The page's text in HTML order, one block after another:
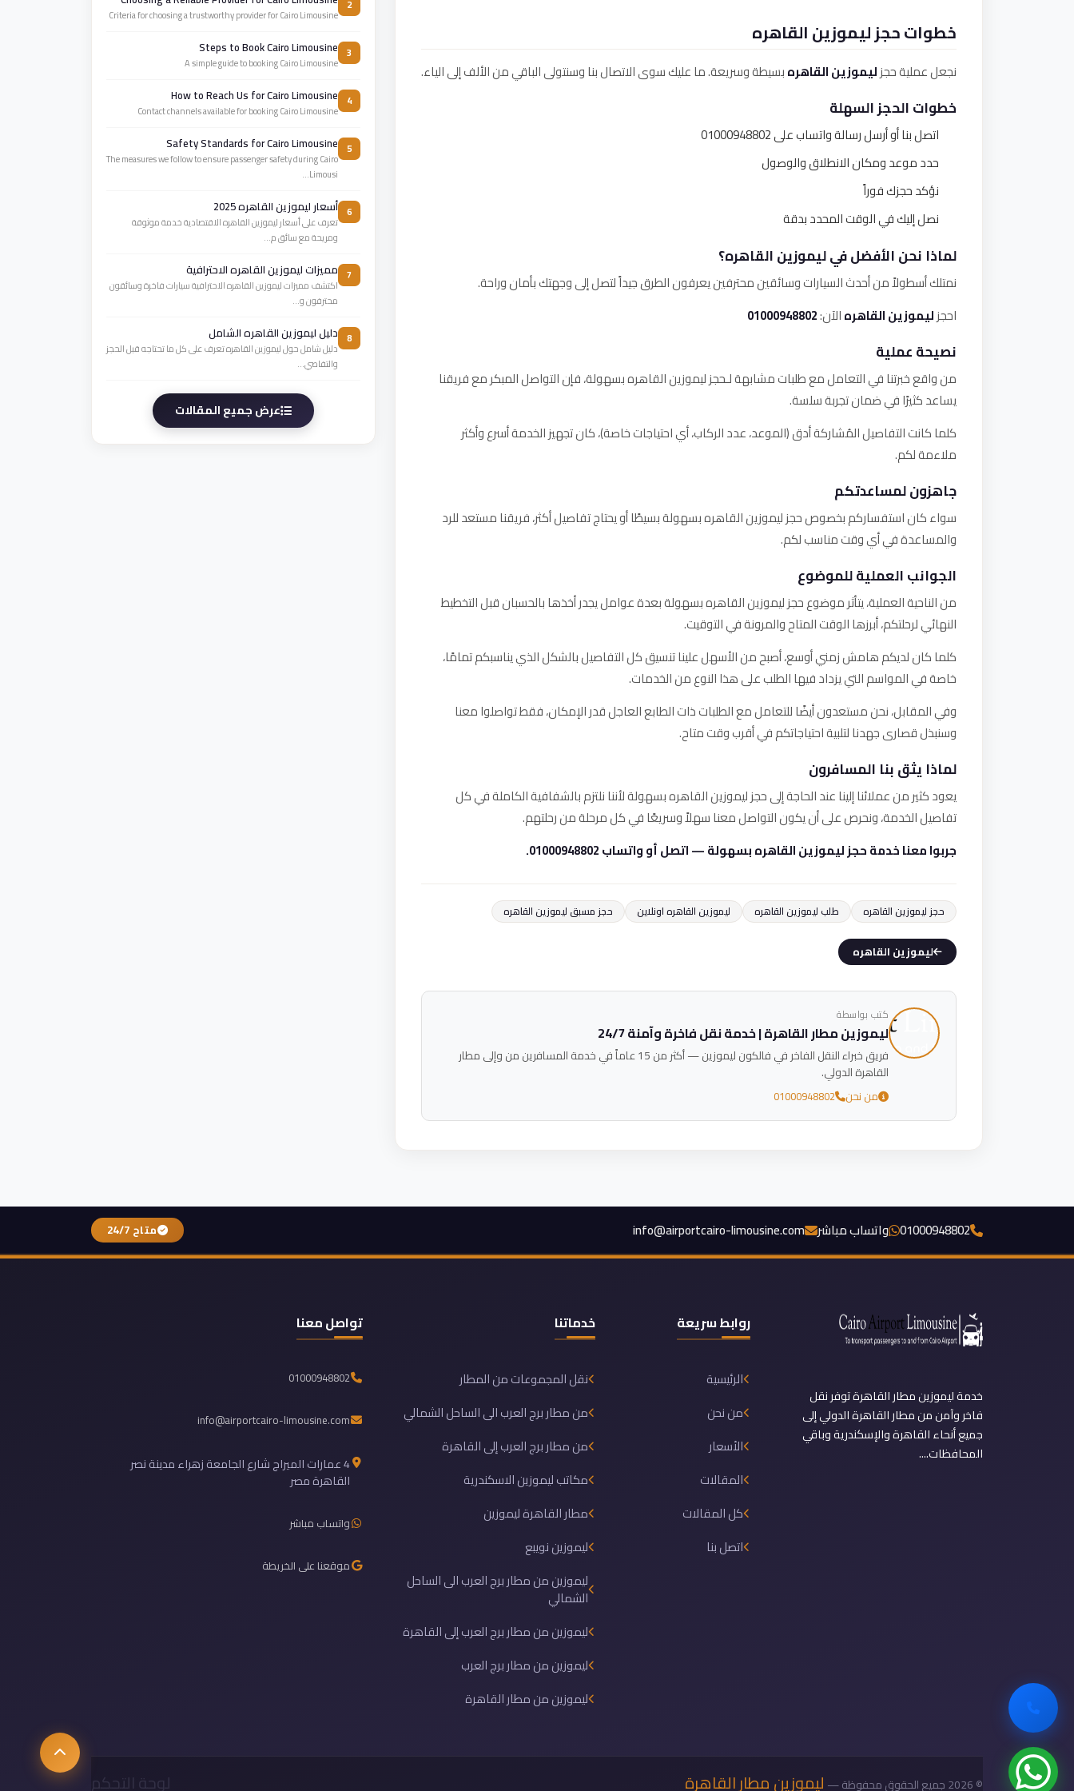
خطوات حجز ليموزين القاهره
نجعل عملية حجزليموزين القاهرهبسيطة وسريعة. ما عليك سوى الاتصال بنا وسنتولى الباقي من الألف إلى الياء.
خطوات الحجز السهلة
اتصل بنا أو أرسل رسالة واتساب على 01000948802
حدد موعد ومكان الانطلاق والوصول
نؤكد حجزك فوراً
نصل إليك في الوقت المحدد بدقة
لماذا نحن الأفضل في ليموزين القاهره؟
نمتلك أسطولاً من أحدث السيارات وسائقين محترفين يعرفون الطرق جيداً لتصل إلى وجهتك بأمان وراحة.
احجزليموزين القاهرهالآن:01000948802
نصيحة عملية
من واقع خبرتنا في التعامل مع طلبات مشابهة لـحجز ليموزين القاهره بسهولة، فإن التواصل المبكر مع فريقنا
يساعد كثيرًا في ضمان تجربة سلسة.
كلما كانت التفاصيل المُشاركة أدق (الموعد، عدد الركاب، أي احتياجات خاصة)، كان تجهيز الخدمة أسرع وأكثر
ملاءمة لكم.
جاهزون لمساعدتكم
سواء كان استفساركم بخصوص حجز ليموزين القاهره بسهولة بسيطًا أو يحتاج تفاصيل أكثر، فريقنا مستعد للرد
والمساعدة في أي وقت مناسب لكم.
الجوانب العملية للموضوع
من الناحية العملية، يتأثر موضوع حجز ليموزين القاهره بسهولة بعدة عوامل يجدر أخذها بالحسبان قبل التخطيط
النهائي لرحلتكم، أبرزها الوقت المتاح والمرونة في التوقيت.
كلما كان لديكم هامش زمني أوسع، أصبح من الأسهل علينا تنسيق كل التفاصيل بالشكل الذي يناسبكم تمامًا،
خاصة في المواسم التي يزداد فيها الطلب على هذا النوع من الخدمات.
وفي المقابل، نحن مستعدون أيضًا للتعامل مع الطلبات ذات الطابع العاجل قدر الإمكان، فقط تواصلوا معنا
وسنبذل قصارى جهدنا لتلبية احتياجاتكم في أقرب وقت متاح.
لماذا يثق بنا المسافرون
يعود كثير من عملائنا إلينا عند الحاجة إلى حجز ليموزين القاهره بسهولة لأننا نلتزم بالشفافية الكاملة في كل
تفاصيل الخدمة، ونحرص على أن يكون التواصل معنا سهلاً وسريعًا في كل مرحلة من رحلتهم.
جربوا معنا خدمة حجز ليموزين القاهره بسهولة — اتصل أو واتساب 01000948802.
حجز ليموزين القاهره طلب ليموزين القاهره ليموزين القاهره اونلاين حجز مسبق ليموزين القاهره
ليموزين القاهره
كتب بواسطة
ليموزين مطار القاهرة | خدمة نقل فاخرة وآمنة 24/7
فريق خبراء النقل الفاخر في فالكون ليموزين — أكثر من 15 عاماً في خدمة المسافرين من وإلى مطار
القاهرة الدولي.
من نحن 01000948802
2
Criteria for choosing a trustworthy provider for Cairo Limousine
3
Steps to Book Cairo Limousine
A simple guide to booking Cairo Limousine
4
How to Reach Us for Cairo Limousine
Contact channels available for booking Cairo Limousine
5
Safety Standards for Cairo Limousine
The measures we follow to ensure passenger safety during Cairo
Limousi...
6 أسعار ليموزين القاهره 2025
تعرف على أسعار ليموزين القاهره الاقتصادية خدمة موثوقة
ومريحة مع سائق م...
7 مميزات ليموزين القاهره الاحترافية
اكتشف مميزات ليموزين القاهره الاحترافية سيارات فاخرة وسائقون
محترفون و...
8 دليل ليموزين القاهره الشامل
دليل شامل حول ليموزين القاهره تعرف على كل ما تحتاجه قبل الحجز
والتفاصي...
عرض جميع المقالات
01000948802 واتساب مباشر info@airportcairo-limousine.com متاح 24/7
خدمة ليموزين مطار القاهرة توفر نقل
فاخر وآمن من مطار القاهرة الدولي إلى
جميع أنحاء القاهرة والإسكندرية وباقي
المحافظات....
روابط سريعة
الرئيسية
من نحن
الأسعار
المقالات
كل المقالات
اتصل بنا
خدماتنا
نقل المجموعات من المطار
من مطار برج العرب الى الساحل الشمالي
من مطار برج العرب إلى القاهرة
مكاتب ليموزين الاسكندرية
مطار القاهرة ليموزين
ليموزين نويبع
ليموزين من مطار برج العرب الى الساحل
الشمالي
ليموزين من مطار برج العرب إلى القاهرة
ليموزين من مطار برج العرب
ليموزين من مطار القاهرة
تواصل معنا
01000948802
info@airportcairo-limousine.com
4 عمارات الميراج شارع الجامعة زهراء مدينة نصر
القاهرة مصر
واتساب مباشر
موقعنا على الخريطة
© 2026 جميع الحقوق محفوظة — ليموزين مطار القاهرة لوحة التحكم